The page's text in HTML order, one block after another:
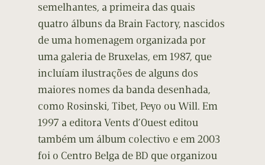
semelhantes, a primeira das quais
quatro álbuns da Brain Factory, nascidos
de uma homenagem organizada por
uma galeria de Bruxelas, em 1987, que
incluíam ilustrações de alguns dos
maiores nomes da banda desenhada,
como Rosinski, Tibet, Peyo ou Will. Em
1997 a editora Vents d’Ouest editou
também um álbum colectivo e em 2003
foi o Centro Belga de BD que organizou